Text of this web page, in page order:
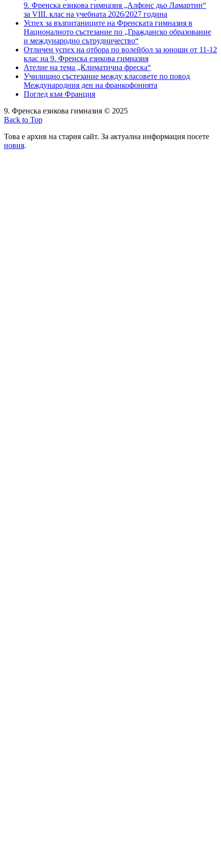
9. Френска езикова гимназия „Алфонс дьо Ламартин“
за VIII. клас на учебната 2026/2027 година
Успех за възпитаниците на Френската гимназия в
Националното състезание по „Гражданско образование
и международно сътрудничество“
Отличен успех на отбора по волейбол за юноши от 11-12
клас на 9. Френска езикова гимназия
Ателие на тема „Климатична фреска“
Училищно състезание между класовете по повод
Международния ден на франкофонията
Поглед към Франция
9. Френска езикова гимназия © 2025
Back to Top
Това е архив на стария сайт. За актуална информация посете
новия.